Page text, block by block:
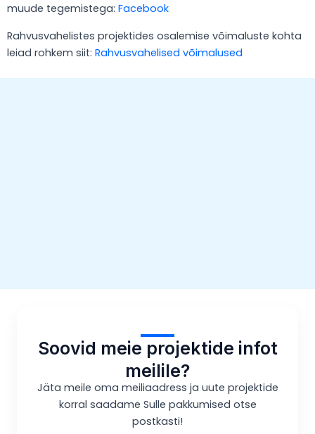
muude tegemistega: Facebook
Rahvusvahelistes projektides osalemise võimaluste kohta
leiad rohkem siit: Rahvusvahelised võimalused
Soovid meie projektide infot
meilile?
Jäta meile oma meiliaadress ja uute projektide
korral saadame Sulle pakkumised otse
postkasti!